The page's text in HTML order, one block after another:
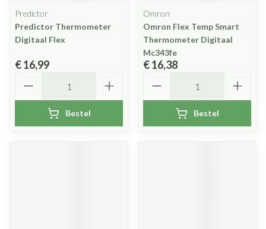
Predictor
Predictor Thermometer
Digitaal Flex
€ 16,99
Bestel
Omron
Omron Flex Temp Smart
Thermometer Digitaal
Mc343fe
€ 16,38
Bestel